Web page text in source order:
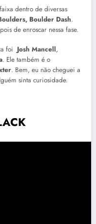
dentro de diversas
Boulder Dash.
de enroscar nessa fase.
foi Josh Mancell,
. Ele também é o
. Bem, eu não cheguei a
sinta curiosidade.